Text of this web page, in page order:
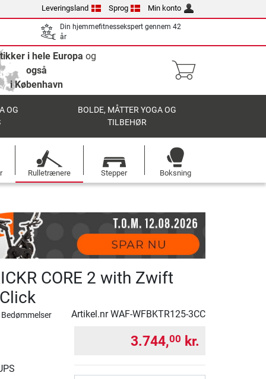
Leveringsland Sprog Min konto
Din hjemmefitnessekspert gennem 42
år
i hele Europa og
også
i København
OG
BOLDE, MÅTTER YOGA OG
TILBEHØR
Rulletrænere Stepper Boksning
CORE 2 with Zwift
Artikel.nrWAF-WFBKTR125-3CC
3.744,00 kr.